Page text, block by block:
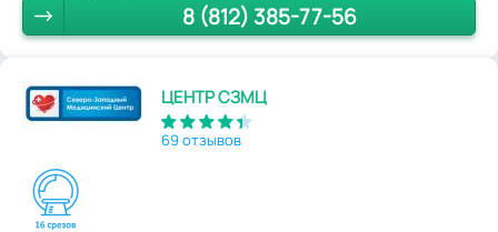
8 (812) 385-77-56
ЦЕНТР СЗМЦ
69 отзывов